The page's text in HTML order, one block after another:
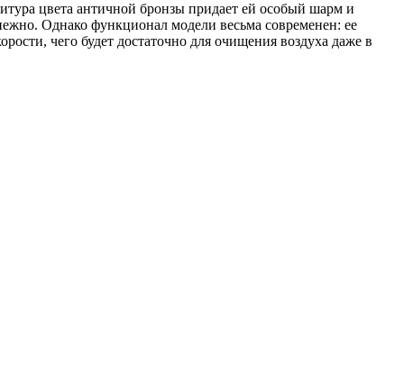
цвета античной бронзы придает ей особый шарм и
Однако функционал модели весьма современен: ее
чего будет достаточно для очищения воздуха даже в